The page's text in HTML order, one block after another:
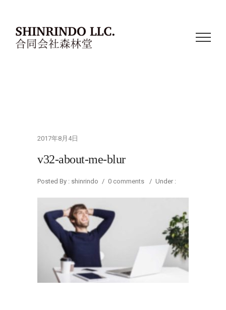
2017年8月4日
v32-about-me-blur
Posted By : shinrindo / 0 comments / Under :